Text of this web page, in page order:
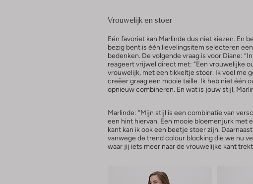
Vrouwelijk en stoer
Eén favoriet kan Marlinde dus niet kiezen. En
bezig bent is één lievelingsitem selecteren een
bedenken. De volgende vraag is voor Diane:
reageert vrijwel direct met: “Een vrouwelijke
vrouwelijk, met een tikkeltje stoer. Ik voel me
creëer graag een mooie taille. Ik heb niet één
opnieuw combineren. En wat is jouw stijl,
Marlinde: “Mijn stijl is een combinatie van
een hint hiervan. Een mooie bloemenjurk met
kant kan ik ook een beetje stoer zijn.
vanwege de trend colour blocking die we nu
waar jij iets meer naar de vrouwelijke kant